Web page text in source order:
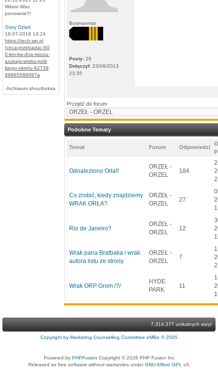
Witam Was
ponownie!!!
Stary Dziad
16-07-2018 13:24
https://tech.wp.pl
/chca-przebadac-60
0-km-kw-dna-morza-
szukaja-wraku-pols
kiego-okretu-62739
99885588097a
Archiwum shoutboksa
Bosmanmat
Posty: 26
Dołączył: 23/06/2013
23:35
Przejdź do forum
Podobne Tematy
Temat Forum Odpowiedzi
Odnaleziono Orła!!
ORZEŁ -
ORZEL
184
Co zrobić, kiedy znajdziemy
WRAK ORŁA?
ORZEŁ -
ORZEL
27
Rio de Janeiro?
ORZEŁ -
ORZEL
12
Wrak pana Bratbaka i wrak
autora listu ze strony
ORZEŁ -
ORZEL
7
Wrak ORP Grom /?/
HYDE
PARK
11
7,314,377 unikalnych wizyt
Copyright by Marketing Counselling Committee eMBe © 2005
Powered by PHPFusion Copyright © 2026 PHP Fusion Inc
Released as free software without warranties underGNU Affero GPL v3.